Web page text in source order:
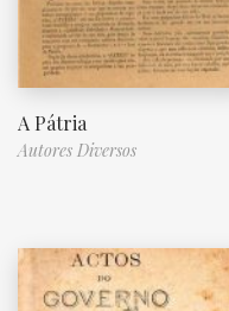
A Pátria
Autores Diversos